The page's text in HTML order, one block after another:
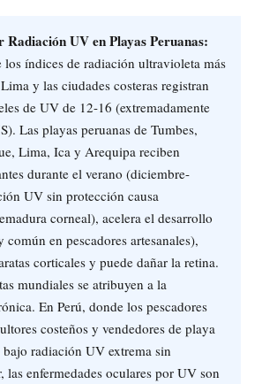
UV en Playas Peruanas:
los índices de radiación ultravioleta más
y las ciudades costeras registran
de UV de 12-16 (extremadamente
Las playas peruanas de Tumbes,
Lima, Ica y Arequipa reciben
durante el verano (diciembre-
UV sin protección causa
corneal), acelera el desarrollo
en pescadores artesanales),
corticales y puede dañar la retina.
mundiales se atribuyen a la
En Perú, donde los pescadores
costeños y vendedores de playa
bajo radiación UV extrema sin
las enfermedades oculares por UV son